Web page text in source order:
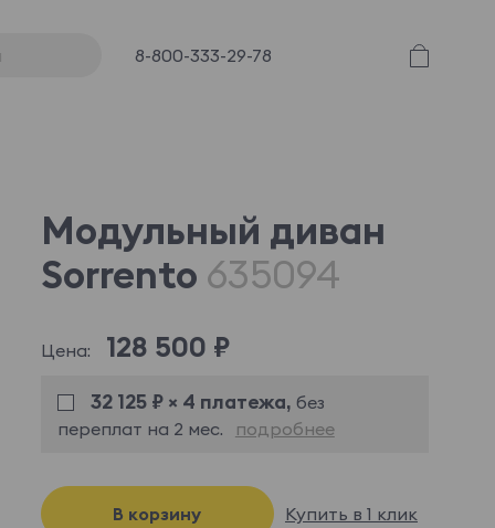
8-800-333-29-78
Модульный диван
Sorrento 635094
Цена: 128 500 ₽
32 125 ₽ × 4 платежа, без
переплат на 2 мес.
подробнее
В корзину Купить в 1 клик